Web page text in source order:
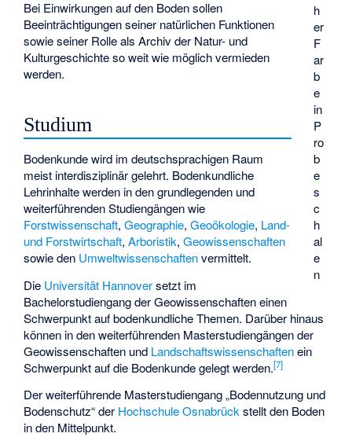
h
er
F
ar
b
e
in
P
ro
b
e
s
c
h
al
e
n
Bei Einwirkungen auf den Boden sollen
Beeinträchtigungen seiner natürlichen Funktionen
sowie seiner Rolle als Archiv der Natur- und
Kulturgeschichte so weit wie möglich vermieden
werden.
Studium
Bodenkunde wird im deutschsprachigen Raum
meist interdisziplinär gelehrt. Bodenkundliche
Lehrinhalte werden in den grundlegenden und
weiterführenden Studiengängen wie
Forstwissenschaft,Geographie,Geoökologie, Land-
und Forstwirtschaft,Arboristik,Geowissenschaften
sowie den Umweltwissenschaftenvermittelt.
Die Universität Hannoversetzt im
Bachelorstudiengang der Geowissenschaften einen
Schwerpunkt auf bodenkundliche Themen. Darüber hinaus
können in den weiterführenden Masterstudiengängen der
Geowissenschaften und Landschaftswissenschaftenein
Schwerpunkt auf die Bodenkunde gelegt werden.[7]
Der weiterführende Masterstudiengang „Bodennutzung und
Bodenschutz“ der Hochschule Osnabrück stellt den Boden
in den Mittelpunkt.